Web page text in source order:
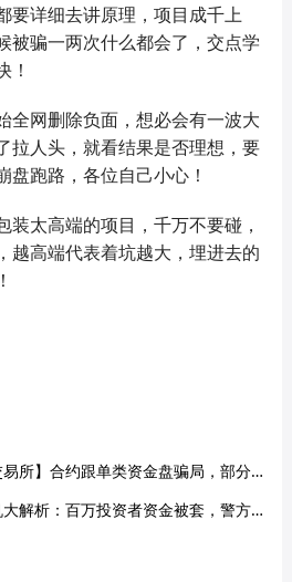
要详细去讲原理，项目成千上
被骗一两次什么都会了，交点学
！
全网删除负面，想必会有一波大
拉人头，就看结果是否理想，要
盘跑路，各位自己小心！
装太高端的项目，千万不要碰，
越高端代表着坑越大，埋进去的
，部分团队已经撤离，操盘手黄皓轩圈钱过亿，已经开始单割，高度预警，即将崩盘跑路！
：百万投资者资金被套，警方发出严重警告！